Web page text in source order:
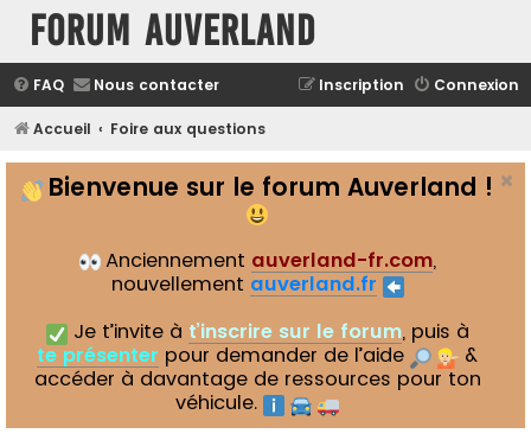
Forum Auverland
FAQ Nous contacter Connexion
Inscription
Accueil Foire aux questions
Bienvenue sur le forum Auverland !
Anciennement auverland-fr.com,
nouvellement auverland.fr
Je t’invite à t’inscrire sur le forum, puis à
te présenter pour demander de l’aide
&
accéder à davantage de ressources pour ton
véhicule.